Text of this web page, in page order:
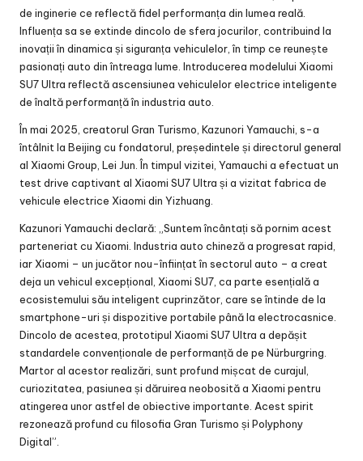
de inginerie ce reflectă fidel performanța din lumea reală.
Influența sa se extinde dincolo de sfera jocurilor, contribuind la
inovații în dinamica și siguranța vehiculelor, în timp ce reunește
pasionați auto din întreaga lume. Introducerea modelului Xiaomi
SU7 Ultra reflectă ascensiunea vehiculelor electrice inteligente
de înaltă performanță în industria auto.
În mai 2025, creatorul Gran Turismo, Kazunori Yamauchi, s-a
întâlnit la Beijing cu fondatorul, președintele și directorul general
al Xiaomi Group, Lei Jun. În timpul vizitei, Yamauchi a efectuat un
test drive captivant al Xiaomi SU7 Ultra și a vizitat fabrica de
vehicule electrice Xiaomi din Yizhuang.
Kazunori Yamauchi declară: „Suntem încântați să pornim acest
parteneriat cu Xiaomi. Industria auto chineză a progresat rapid,
iar Xiaomi – un jucător nou-înființat în sectorul auto – a creat
deja un vehicul excepțional, Xiaomi SU7, ca parte esențială a
ecosistemului său inteligent cuprinzător, care se întinde de la
smartphone-uri și dispozitive portabile până la electrocasnice.
Dincolo de acestea, prototipul Xiaomi SU7 Ultra a depășit
standardele convenționale de performanță de pe Nürburgring.
Martor al acestor realizări, sunt profund mișcat de curajul,
curiozitatea, pasiunea și dăruirea neobosită a Xiaomi pentru
atingerea unor astfel de obiective importante. Acest spirit
rezonează profund cu filosofia Gran Turismo și Polyphony
Digital”.